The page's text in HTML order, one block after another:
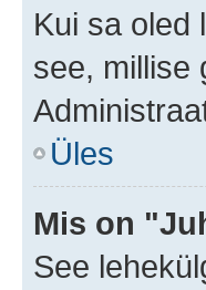
Kui sa oled
see, millise
Üles
Mis on
See